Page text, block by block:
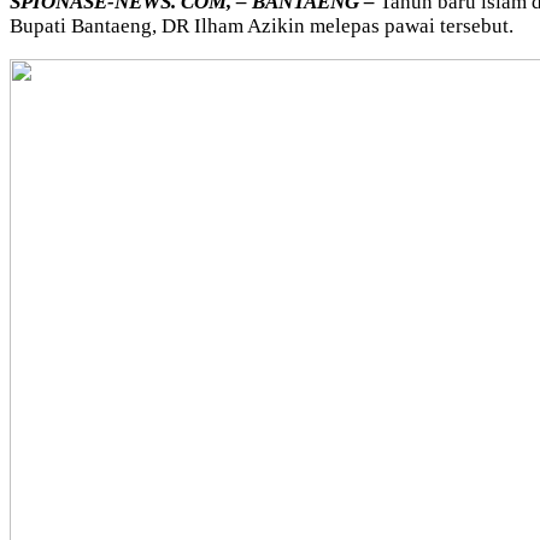
Bupati Bantaeng, DR Ilham Azikin melepas pawai tersebut.